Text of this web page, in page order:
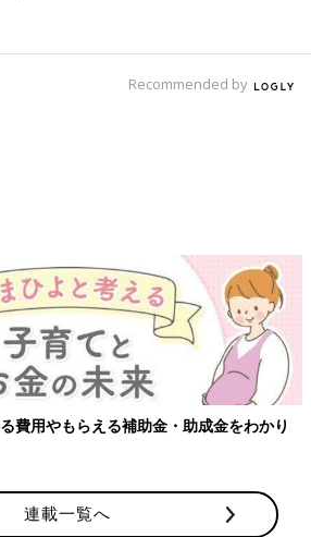
Recommended by
も】妊婦の感染症対策、知っておいて！
連載一覧へ